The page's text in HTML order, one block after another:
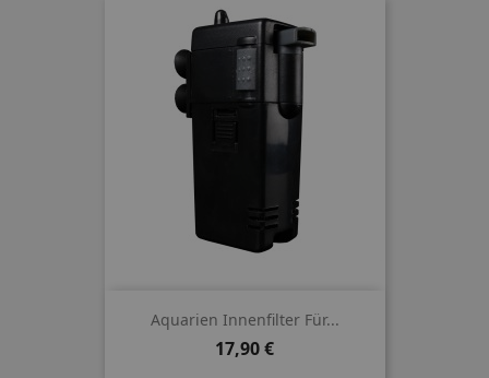
Aquarien Innenfilter Für...
Preis
17,90 €